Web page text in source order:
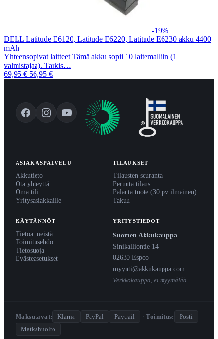
-19%
DELL Latitude E6120, Latitude E6220, Latitude E6230 akku 4400
mAh
Yhteensopivat laitteet Tämä akku sopii 10 laitemalliin (1
valmistajaa). Tarkis…
69,95 € 56,95 €
ASIAKASPALVELU
Akkutieto
Ota yhteyttä
Oma tili
Yritysasiakkaille
TILAUKSET
Tilausten seuranta
Peruuta tilaus
Palauta tuote (30 pv ilmainen)
Takuu
KÄYTÄNNÖT
Tietoa meistä
Toimitusehdot
Tietosuoja
Evästeasetukset
YRITYSTIEDOT
Suomen Akkukauppa
Sinikalliontie 14
02630 Espoo
myynti@akkukauppa.com
Verkkokauppa, ei myymälää
Maksutavat: Klarna PayPal Paytrail · Toimitus:
Posti
Matkahuolto